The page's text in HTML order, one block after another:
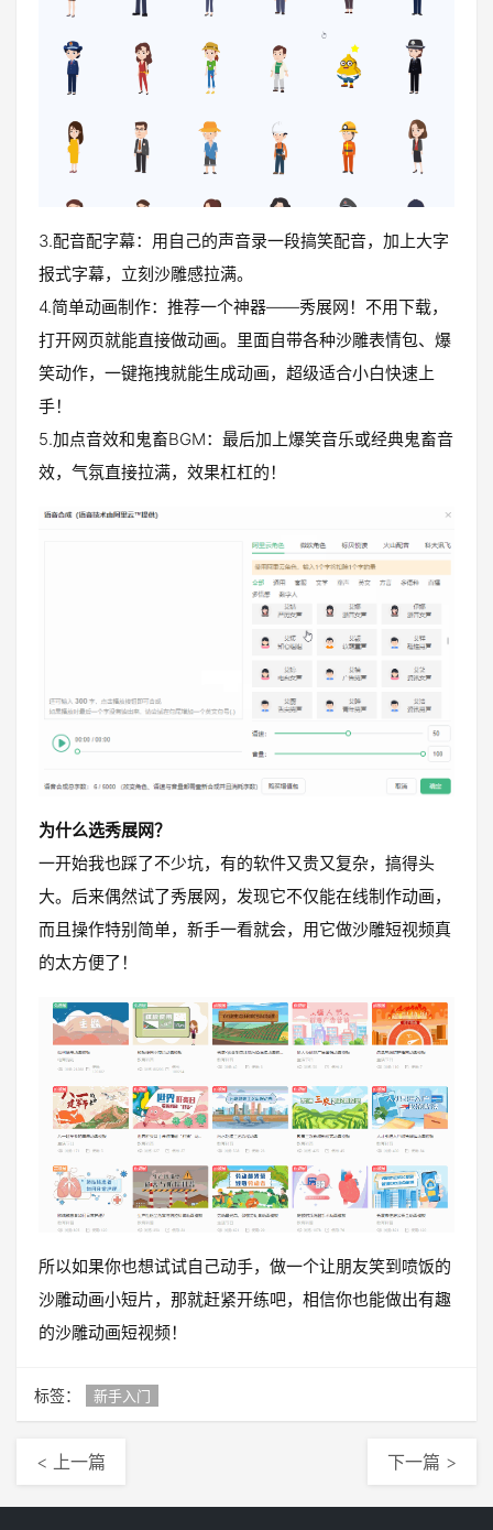
3.配音配字幕：用自己的声音录一段搞笑配音，加上大字
报式字幕，立刻沙雕感拉满。
4.简单动画制作：推荐一个神器——秀展网！不用下载，
打开网页就能直接做动画。里面自带各种沙雕表情包、爆
笑动作，一键拖拽就能生成动画，超级适合小白快速上
手！
5.加点音效和鬼畜BGM：最后加上爆笑音乐或经典鬼畜音
效，气氛直接拉满，效果杠杠的！
为什么选秀展网？
一开始我也踩了不少坑，有的软件又贵又复杂，搞得头
大。后来偶然试了秀展网，发现它不仅能在线制作动画，
而且操作特别简单，新手一看就会，用它做沙雕短视频真
的太方便了！
所以如果你也想试试自己动手，做一个让朋友笑到喷饭的
沙雕动画小短片，那就赶紧开练吧，相信你也能做出有趣
的沙雕动画短视频！
标签： 新手入门
< 上一篇 下一篇 >